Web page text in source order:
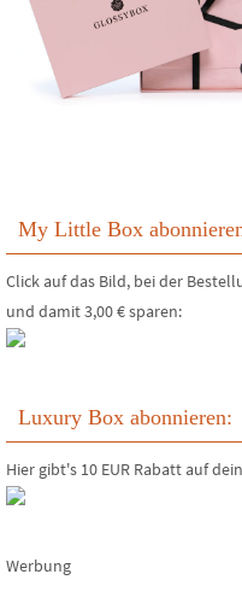
My Little Box
Click auf das Bild, bei der
und damit 3,00 € sparen:
Luxury Box abonnieren:
Hier gibt's 10 EUR Rabatt auf
Werbung